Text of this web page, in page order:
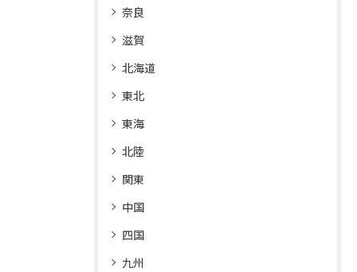
奈良
滋賀
北海道
東北
東海
北陸
関東
中国
四国
九州